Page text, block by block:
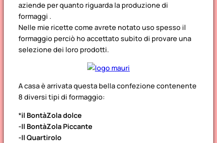
aziende per quanto riguarda la produzione di
formaggi .
Nelle mie ricette come avrete notato uso spesso il
formaggio perciò ho accettato subito di provare una
selezione dei loro prodotti.
A casa è arrivata questa bella confezione contenente
8 diversi tipi di formaggio:
*il BontàZola dolce
-Il BontàZola Piccante
-Il Quartirolo